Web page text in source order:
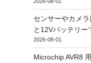
センサーやカメ
と12Vバッテリー
2026-08-01
Microchip AVR8